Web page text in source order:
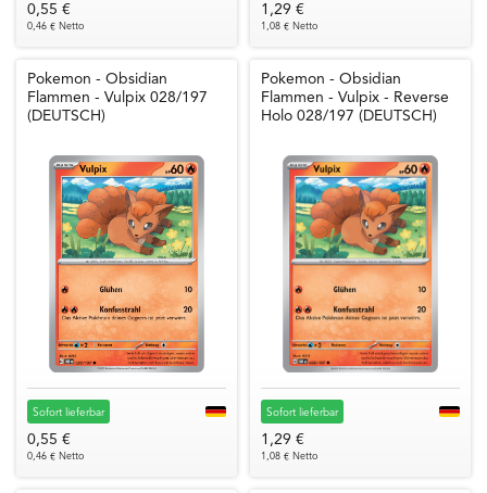
0,55 €
0,46 € Netto
1,29 €
1,08 € Netto
Pokemon - Obsidian
Flammen - Vulpix 028/197
(DEUTSCH)
Sofort lieferbar
0,55 €
0,46 € Netto
Pokemon - Obsidian
Flammen - Vulpix - Reverse
Holo 028/197 (DEUTSCH)
Sofort lieferbar
1,29 €
1,08 € Netto